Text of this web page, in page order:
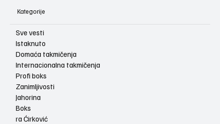
Kategorije
Sve vesti
Istaknuto
Domaća takmičenja
Internacionalna takmičenja
Profi boks
Zanimljivosti
Jahorina
Boks
ra Ćirković